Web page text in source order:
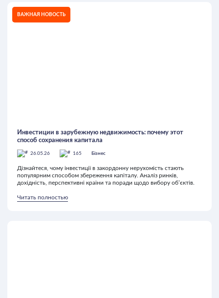
ВАЖНАЯ НОВОСТЬ
Инвестиции в зарубежную недвижимость: почему этот
способ сохранения капитала
26.05.26 165 Бізнес
Дізнайтеся, чому інвестиції в закордонну нерухомість стають
популярним способом збереження капіталу. Аналіз ринків,
дохідність, перспективні країни та поради щодо вибору об’єктів.
Читать полностью